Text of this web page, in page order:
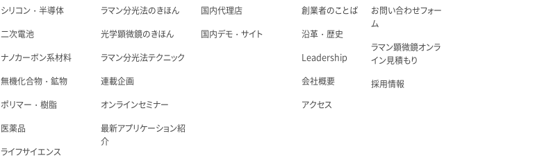
シリコン・半導体
二次電池
ナノカーボン系材料
無機化合物・鉱物
ポリマー・樹脂
医薬品
ライフサイエンス
ラマン分光法のきほん
光学顕微鏡のきほん
ラマン分光法テクニック
連載企画
オンラインセミナー
最新アプリケーション紹
介
国内代理店
国内デモ・サイト
創業者のことば
沿革・歴史
Leadership
会社概要
アクセス
お問い合わせフォー
ム
ラマン顕微鏡オンラ
イン見積もり
採用情報